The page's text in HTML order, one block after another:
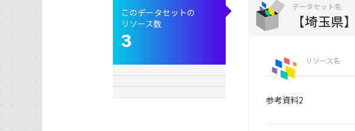
データセット名
【埼玉県
リソース名
参考資料2
このデータセットの
リソース数
3